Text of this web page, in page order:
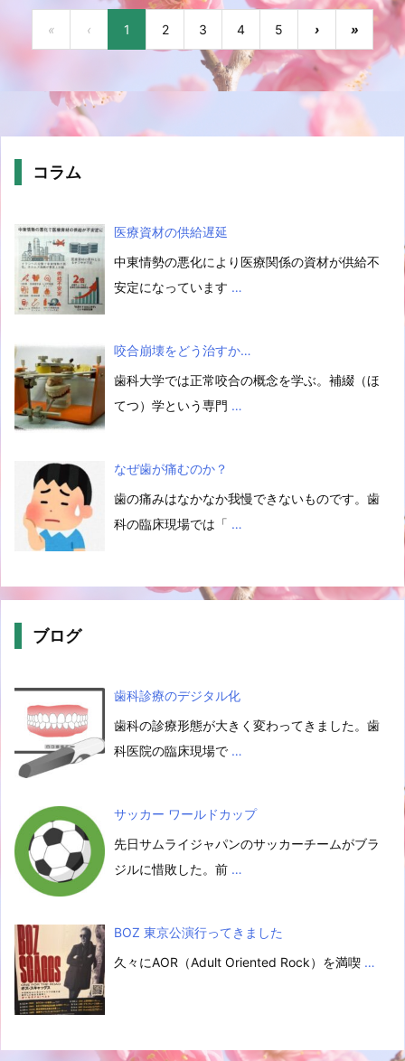
« ‹ 1 2 3 4 5 › »
コラム
医療資材の供給遅延
中東情勢の悪化により医療関係の資材が供給不
安定になっています …
咬合崩壊をどう治すか…
歯科大学では正常咬合の概念を学ぶ。補綴（ほ
てつ）学という専門 …
なぜ歯が痛むのか？
歯の痛みはなかなか我慢できないものです。歯
科の臨床現場では「 …
ブログ
歯科診療のデジタル化
歯科の診療形態が大きく変わってきました。歯
科医院の臨床現場で …
サッカー ワールドカップ
先日サムライジャパンのサッカーチームがブラ
ジルに惜敗した。前 …
BOZ 東京公演行ってきました
久々にAOR（Adult Oriented Rock）を満喫 …